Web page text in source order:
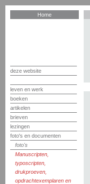
Home
deze website
leven en werk
boeken
artikelen
brieven
lezingen
foto's en documenten
foto's
Manuscripten,
typoscripten,
drukproeven,
opdrachtexemplaren en